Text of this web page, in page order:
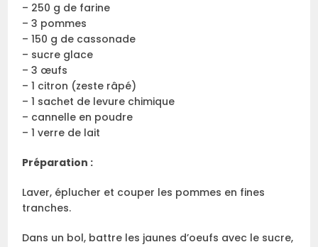
– 250 g de farine
– 3 pommes
– 150 g de cassonade
– sucre glace
– 3 œufs
– 1 citron (zeste râpé)
– 1 sachet de levure chimique
– cannelle en poudre
– 1 verre de lait
Préparation :
Laver, éplucher et couper les pommes en fines
tranches.
Dans un bol, battre les jaunes d’oeufs avec le sucre,